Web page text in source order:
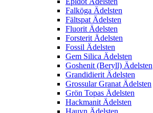
Falköga Ädelsten
Fältspat Ädelsten
Fluorit Ädelsten
Forsterit Ädelsten
Fossil Ädelsten
Gem Silica Ädelsten
Goshenit (Beryll) Ädelsten
Grandidierit Ädelsten
Grossular Granat Ädelsten
Grön Topas Ädelsten
Hackmanit Ädelsten